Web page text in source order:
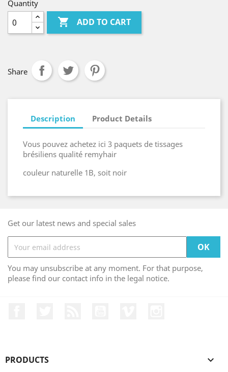
Quantity
 ADD TO CART
Share
Description Product Details
Vous pouvez achetez ici 3 paquets de tissages
brésiliens qualité remyhair
couleur naturelle 1B, soit noir
Get our latest news and special sales
You may unsubscribe at any moment. For that purpose,
please find our contact info in the legal notice.
PRODUCTS 